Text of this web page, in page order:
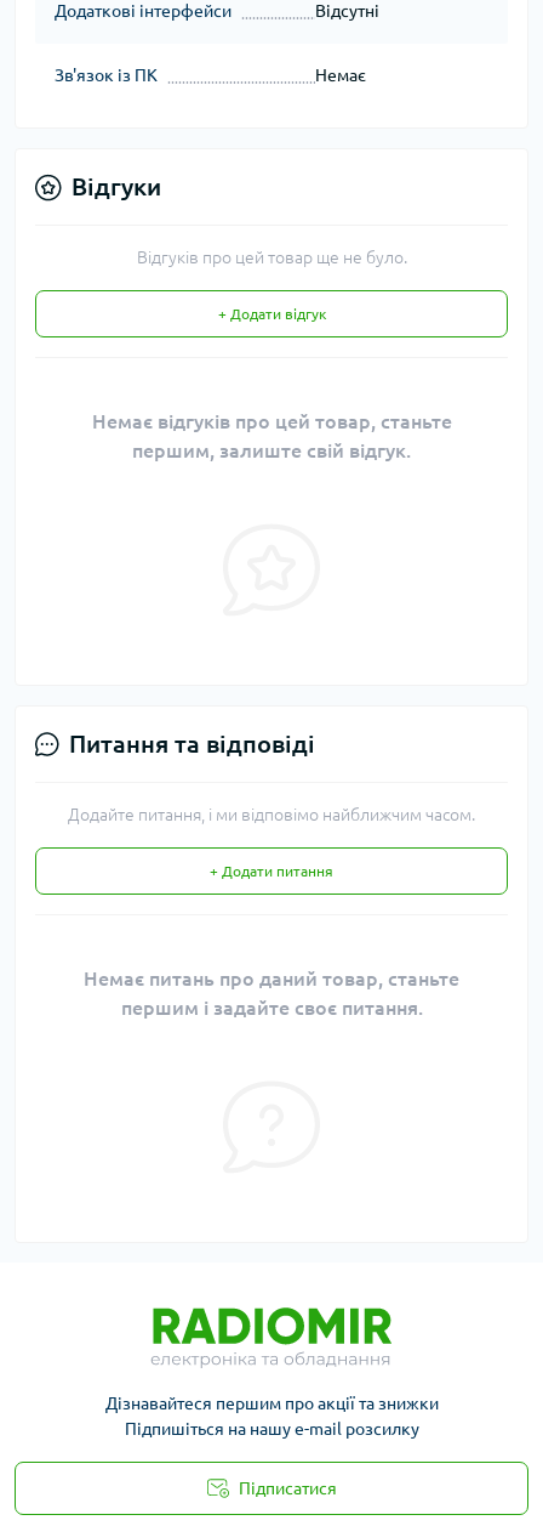
Додаткові інтерфейси Відсутні
Зв'язок із ПК Немає
Відгуки
Відгуків про цей товар ще не було.
+ Додати відгук
Немає відгуків про цей товар, станьте
першим, залиште свій відгук.
Питання та відповіді
Додайте питання, і ми відповімо найближчим часом.
+ Додати питання
Немає питань про даний товар, станьте
першим і задайте своє питання.
Дізнавайтеся першим про акції та знижки
Підпишіться на нашу e-mail розсилку
Підписатися